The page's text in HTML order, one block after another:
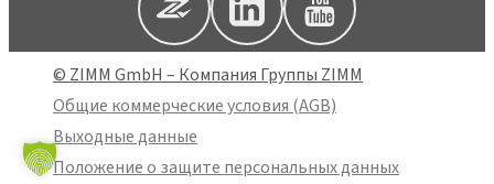
© ZIMM GmbH – Компания Группы ZIMM
Общие коммерческие условия (AGB)
Выходные данные
Положение о защите персональных данных